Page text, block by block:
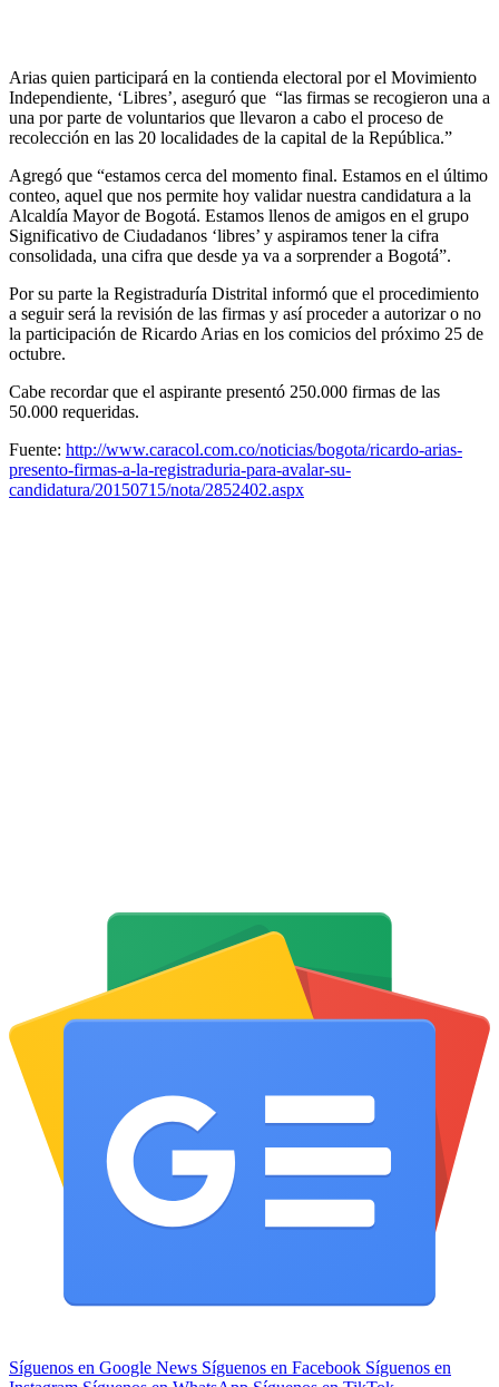
Arias quien participará en la contienda electoral por el Movimiento
Independiente, ‘Libres’, aseguró que “las firmas se recogieron una a
una por parte de voluntarios que llevaron a cabo el proceso de
recolección en las 20 localidades de la capital de la República.”
Agregó que “estamos cerca del momento final. Estamos en el último
conteo, aquel que nos permite hoy validar nuestra candidatura a la
Alcaldía Mayor de Bogotá. Estamos llenos de amigos en el grupo
Significativo de Ciudadanos ‘libres’ y aspiramos tener la cifra
consolidada, una cifra que desde ya va a sorprender a Bogotá”.
Por su parte la Registraduría Distrital informó que el procedimiento
a seguir será la revisión de las firmas y así proceder a autorizar o no
la participación de Ricardo Arias en los comicios del próximo 25 de
octubre.
Cabe recordar que el aspirante presentó 250.000 firmas de las
50.000 requeridas.
Fuente: http://www.caracol.com.co/noticias/bogota/ricardo-arias-
presento-firmas-a-la-registraduria-para-avalar-su-
candidatura/20150715/nota/2852402.aspx
Síguenos en Google News Síguenos en Facebook Síguenos en